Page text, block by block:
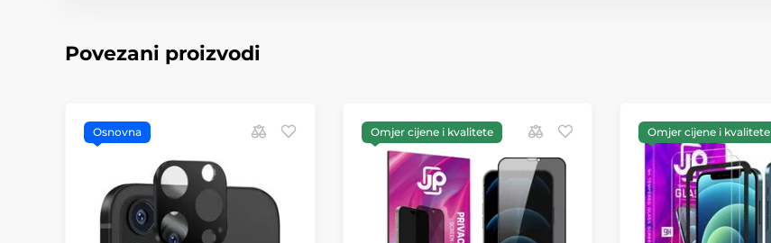
Povezani proizvodi
Osnovna Omjer cijene i kvalitete Omjer cijene i kvalitete